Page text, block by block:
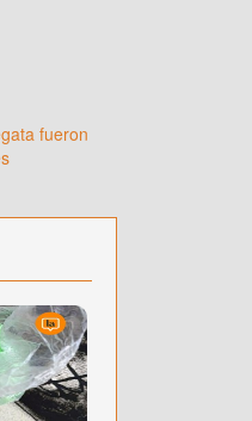
fueron